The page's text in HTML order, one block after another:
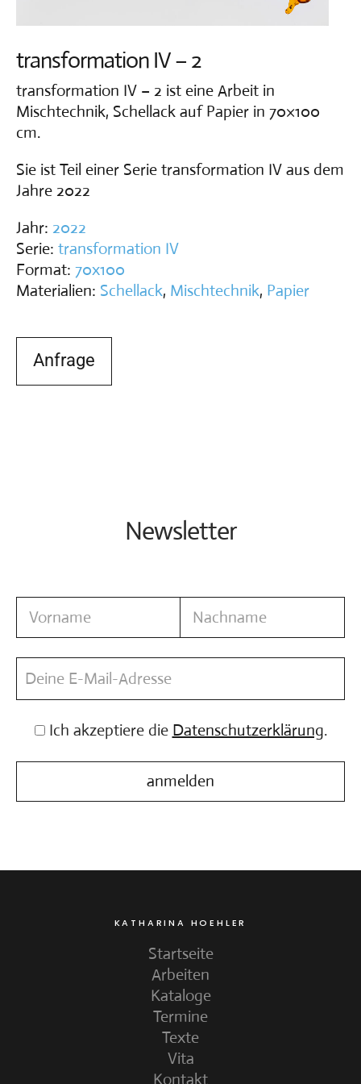
Vita
Kontakt
transformation IV – 2
transformation IV – 2 ist eine Arbeit in
Mischtechnik, Schellack auf Papier in 70×100
cm.
Sie ist Teil einer Serie transformation IV aus dem
Jahre 2022
Jahr: 2022
Serie: transformation IV
Format: 70x100
Materialien: Schellack, Mischtechnik, Papier
Anfrage
Newsletter
Ich akzeptiere die Datenschutzerklärung.
KATHARINA HOEHLER
Startseite
Arbeiten
Kataloge
Termine
Texte
Vita
Kontakt